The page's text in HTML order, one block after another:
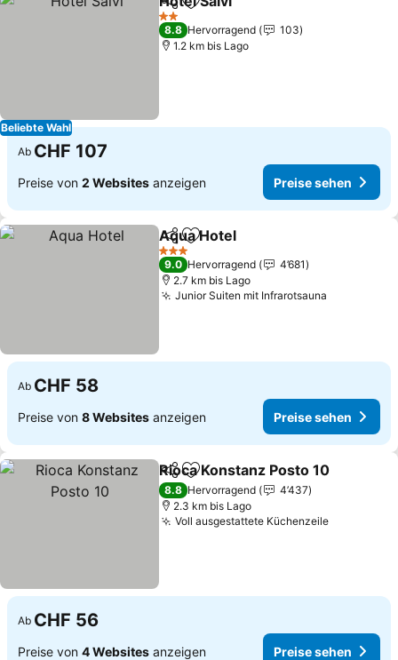
Beliebte Wahl
TeilenZu Favoriten hinzufügen
2 Sterne
8.8 Hervorragend
103
1.2 km bis Lago
Ab CHF 107
Preise von 2 Websites anzeigen Preise sehen
TeilenZu Favoriten hinzufügen
Aqua Hotel
3 Sterne
9.0 Hervorragend
4’681
2.7 km bis Lago
Junior Suiten mit Infrarotsauna
Ab CHF 58
Preise von 8 Websites anzeigen Preise sehen
TeilenZu Favoriten hinzufügen
Rioca Konstanz Posto 10
8.8 Hervorragend
4’437
2.3 km bis Lago
Voll ausgestattete Küchenzeile
Ab CHF 56
Preise von 4 Websites anzeigen Preise sehen